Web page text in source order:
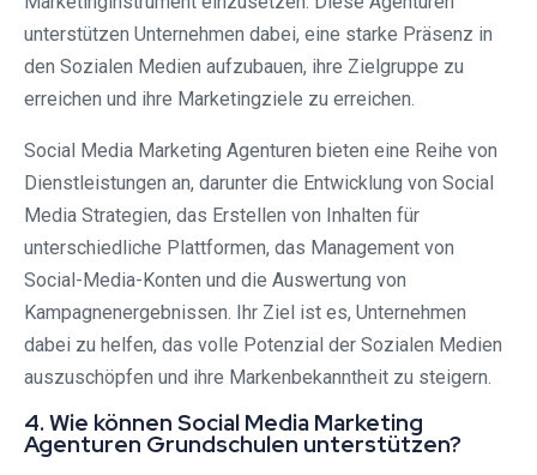
unterstützen Unternehmen dabei, eine starke Präsenz in
den Sozialen Medien aufzubauen, ihre Zielgruppe zu
erreichen und ihre Marketingziele zu erreichen.
Social Media Marketing Agenturen bieten eine Reihe von
Dienstleistungen an, darunter die Entwicklung von Social
Media Strategien, das Erstellen von Inhalten für
unterschiedliche Plattformen, das Management von
Social-Media-Konten und die Auswertung von
Kampagnenergebnissen. Ihr Ziel ist es, Unternehmen
dabei zu helfen, das volle Potenzial der Sozialen Medien
auszuschöpfen und ihre Markenbekanntheit zu steigern.
4. Wie können Social Media Marketing
Agenturen Grundschulen unterstützen?